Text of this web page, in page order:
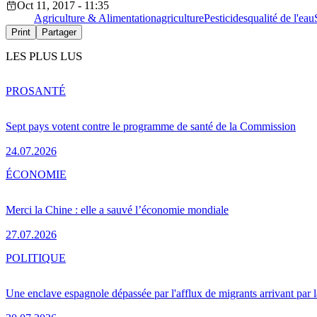
Oct 11, 2017 - 11:35
Agriculture & AlimentationagriculturePesticidesqualité de l'eau
Print Partager
LES PLUS LUS
Sept pays votent contre le programme de santé de la Commission
24.07.2026
PROSANTÉ
Merci la Chine : elle a sauvé l’économie mondiale
27.07.2026
ÉCONOMIE
Une enclave espagnole dépassée par l'afflux de migrants arrivant par
POLITIQUE